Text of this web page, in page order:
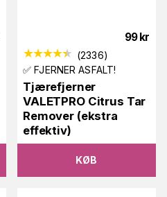
99 kr
(2336)
✅ FJERNER ASFALT!
Tjærefjerner
VALETPRO Citrus Tar
Remover (ekstra
effektiv)
KØB